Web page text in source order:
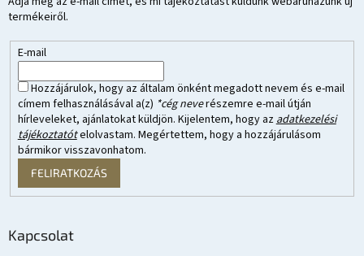
termékeiről.
E-mail
Hozzájárulok, hogy az általam önként megadott nevem és e-mail
címem felhasználásával a(z) *cég neverészemre e-mail útján
hírleveleket, ajánlatokat küldjön. Kijelentem, hogy az adatkezelési
tájékoztatótelolvastam. Megértettem, hogy a hozzájárulásom
bármikor visszavonhatom.
FELIRATKOZÁS
Kapcsolat